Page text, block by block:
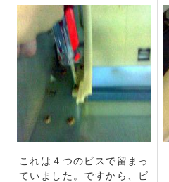
これは４つのビスで留まっ
ていました。ですから、ビ